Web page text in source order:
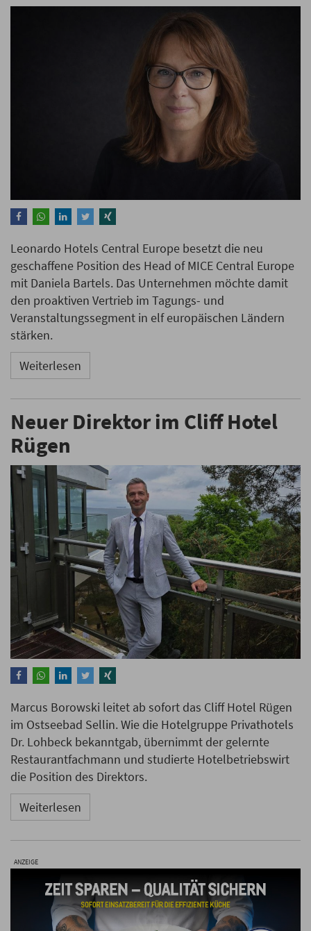
Leonardo Hotels Central Europe besetzt die neu
geschaffene Position des Head of MICE Central Europe
mit Daniela Bartels. Das Unternehmen möchte damit
den proaktiven Vertrieb im Tagungs- und
Veranstaltungssegment in elf europäischen Ländern
stärken.
Weiterlesen
Neuer Direktor im Cliff Hotel
Rügen
Marcus Borowski leitet ab sofort das Cliff Hotel Rügen
im Ostseebad Sellin. Wie die Hotelgruppe Privathotels
Dr. Lohbeck bekanntgab, übernimmt der gelernte
Restaurantfachmann und studierte Hotelbetriebswirt
die Position des Direktors.
Weiterlesen
ANZEIGE